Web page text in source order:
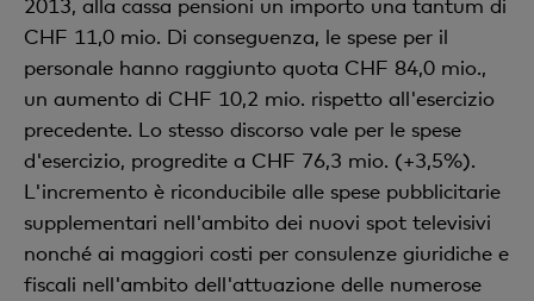
2013, alla cassa pensioni un importo una tantum di
CHF 11,0 mio. Di conseguenza, le spese per il
personale hanno raggiunto quota CHF 84,0 mio.,
un aumento di CHF 10,2 mio. rispetto all'esercizio
precedente. Lo stesso discorso vale per le spese
d'esercizio, progredite a CHF 76,3 mio. (+3,5%).
L'incremento è riconducibile alle spese pubblicitarie
supplementari nell'ambito dei nuovi spot televisivi
nonché ai maggiori costi per consulenze giuridiche e
fiscali nell'ambito dell'attuazione delle numerose